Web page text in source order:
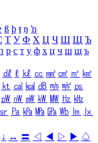
ß þ ŧ ŋ ŉ
Т У Ф Х Ц Ч Ш Щ Ъ
р с т у ф х ц ч ш щ ъ
㎗ ℓ ㎘ ㏄ ㎣ ㎤ ㎥ ㎦
㏏ ㎈ ㎉ ㏈ ㎧ ㎨ ㎰
㎺ ㎻ ㎽ ㎾ ㎿ ㎐ ㎑
㏛ ㎩ ㎪ ㎫ ㎬ ㏝ ㏐
㏓
↓ ↔ 〓 ◁ ◀ ▷ ▶ ♤